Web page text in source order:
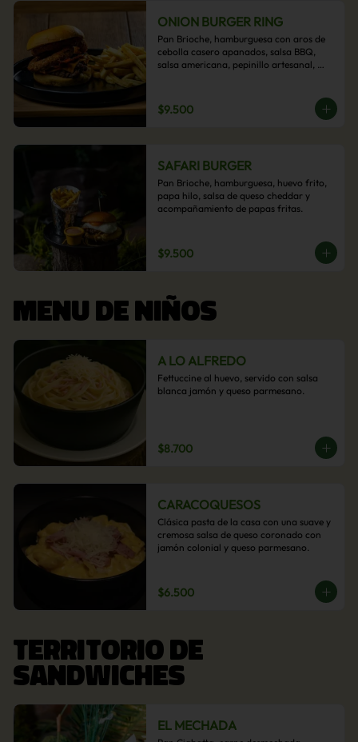
ONION BURGER RING
Pan Brioche, hamburguesa con aros de
cebolla casero apanados, salsa BBQ,
salsa americana, pepinillo artesanal,
papas fritas.
$9.500
SAFARI BURGER
Pan Brioche, hamburguesa, huevo frito,
papa hilo, salsa de queso cheddar y
acompañamiento de papas fritas.
$9.500
MENU DE NIÑOS
A LO ALFREDO
Fettuccine al huevo, servido con salsa
blanca jamón y queso parmesano.
$8.700
CARACOQUESOS
Clásica pasta de la casa con una suave y
cremosa salsa de queso coronado con
jamón colonial y queso parmesano.
$6.500
TERRITORIO DE
SANDWICHES
EL MECHADA